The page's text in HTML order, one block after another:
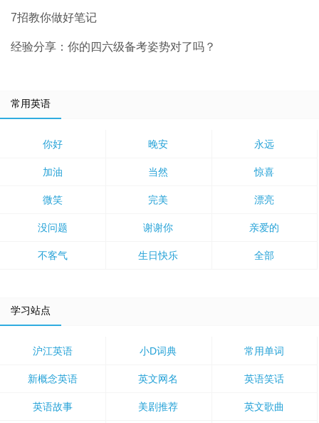
7招教你做好笔记
经验分享：你的四六级备考姿势对了吗？
常用英语
你好 晚安 永远
加油 当然 惊喜
微笑 完美 漂亮
没问题 谢谢你 亲爱的
不客气 生日快乐 全部
学习站点
沪江英语 小D词典 常用单词
新概念英语 英文网名 英语笑话
英语故事 美剧推荐 英文歌曲